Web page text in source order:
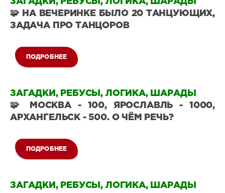
логику
297
0
🧩 НА ВЕЧЕРИНКЕ БЫЛО 20 ТАНЦУЮЩИХ,
ЗАДАЧА ПРО ТАНЦОРОВ
логику
19
ПОДРОБНЕЕ
ЗАГАДКИ, РЕБУСЫ, ЛОГИКА, ШАРАДЫ
🧩 МОСКВА - 100, ЯРОСЛАВЛЬ - 1000,
АРХАНГЕЛЬСК - 500. О ЧЁМ РЕЧЬ?
логику
ПОДРОБНЕЕ
ЗАГАДКИ, РЕБУСЫ, ЛОГИКА, ШАРАДЫ